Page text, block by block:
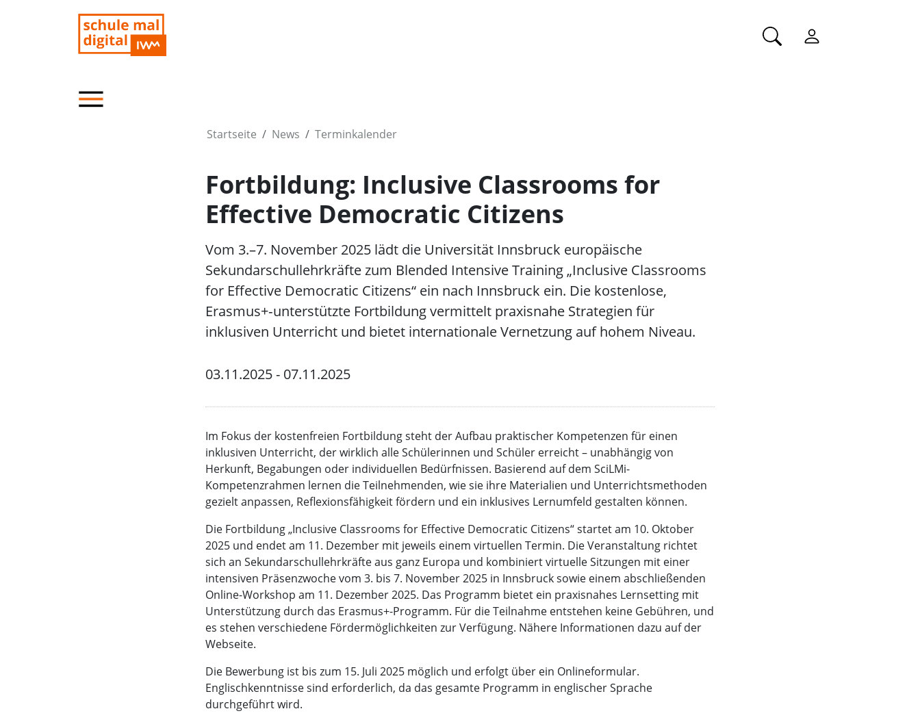
Startseite News Terminkalender
Fortbildung: Inclusive Classrooms for
Effective Democratic Citizens
Vom 3.–7. November 2025 lädt die Universität Innsbruck europäische
Sekundarschullehrkräfte zum Blended Intensive Training „Inclusive Classrooms
for Effective Democratic Citizens“ ein nach Innsbruck ein. Die kostenlose,
Erasmus+‑unterstützte Fortbildung vermittelt praxisnahe Strategien für
inklusiven Unterricht und bietet internationale Vernetzung auf hohem Niveau.
03.11.2025 - 07.11.2025
Im Fokus der kostenfreien Fortbildung steht der Aufbau praktischer Kompetenzen für einen
inklusiven Unterricht, der wirklich alle Schülerinnen und Schüler erreicht – unabhängig von
Herkunft, Begabungen oder individuellen Bedürfnissen. Basierend auf dem SciLMi-
Kompetenzrahmen lernen die Teilnehmenden, wie sie ihre Materialien und Unterrichtsmethoden
gezielt anpassen, Reflexionsfähigkeit fördern und ein inklusives Lernumfeld gestalten können.
Die Fortbildung „Inclusive Classrooms for Effective Democratic Citizens“ startet am 10. Oktober
2025 und endet am 11. Dezember mit jeweils einem virtuellen Termin. Die Veranstaltung richtet
sich an Sekundarschullehrkräfte aus ganz Europa und kombiniert virtuelle Sitzungen mit einer
intensiven Präsenzwoche vom 3. bis 7. November 2025 in Innsbruck sowie einem abschließenden
Online-Workshop am 11. Dezember 2025. Das Programm bietet ein praxisnahes Lernsetting mit
Unterstützung durch das Erasmus+-Programm. Für die Teilnahme entstehen keine Gebühren, und
es stehen verschiedene Fördermöglichkeiten zur Verfügung. Nähere Informationen dazu auf der
Webseite.
Die Bewerbung ist bis zum 15. Juli 2025 möglich und erfolgt über ein Onlineformular.
Englischkenntnisse sind erforderlich, da das gesamte Programm in englischer Sprache
durchgeführt wird.